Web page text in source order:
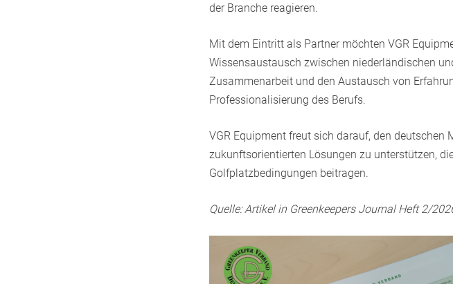
der Branche reagieren.
Mit dem Eintritt als Partner möchten VGR
Wissensaustausch zwischen niederländischen
Zusammenarbeit und den Austausch von
Professionalisierung des Berufs.
VGR Equipment freut sich darauf, den deutschen
zukunftsorientierten Lösungen zu unterstützen,
Golfplatzbedingungen beitragen.
Quelle: Artikel in Greenkeepers Journal Heft 2/